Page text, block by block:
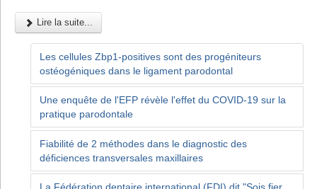
Lire la suite...
Les cellules Zbp1-positives sont des progéniteurs
ostéogéniques dans le ligament parodontal
Une enquête de l'EFP révèle l'effet du COVID-19 sur la
pratique parodontale
Fiabilité de 2 méthodes dans le diagnostic des
déficiences transversales maxillaires
La Fédération dentaire international (FDI) dit "Sois fier